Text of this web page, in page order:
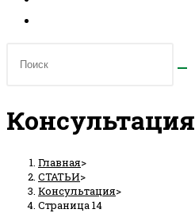
Консультация
Главная>
СТАТЬИ>
Консультация>
Страница 14